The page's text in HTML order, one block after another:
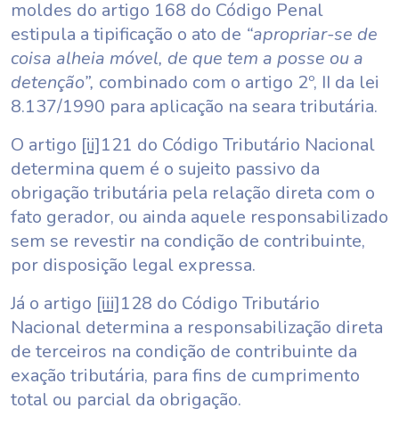
moldes do artigo 168 do Código Penal
estipula a tipificação o ato de “apropriar-se de
coisa alheia móvel, de que tem a posse ou a
detenção”, combinado com o artigo 2º, II da lei
8.137/1990 para aplicação na seara tributária.
O artigo [ii]121 do Código Tributário Nacional
determina quem é o sujeito passivo da
obrigação tributária pela relação direta com o
fato gerador, ou ainda aquele responsabilizado
sem se revestir na condição de contribuinte,
por disposição legal expressa.
Já o artigo [iii]128 do Código Tributário
Nacional determina a responsabilização direta
de terceiros na condição de contribuinte da
exação tributária, para fins de cumprimento
total ou parcial da obrigação.